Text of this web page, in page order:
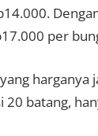
per
harganya
20 batang,